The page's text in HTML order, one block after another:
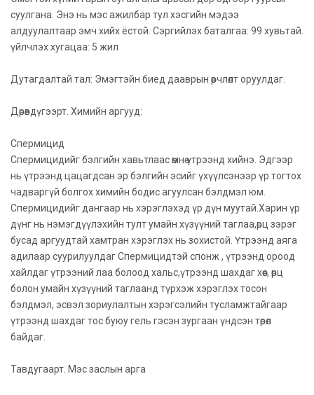
суулгана. Энэ нь мэс ажилбар тул хэсгийн мэдээ
алдуулалтаар эмч хийх ёстой. Сэргийлэх баталгаа: 99 хувьтай.
үйлчлэх хугацаа: 5 жил
Дутагдалтай тал: Эмэгтэйн биед дааврын өөрчлөлт оруулдаг.
Дөрөвдүгээрт. Химийн аргууд:
Спермицид
Спермицидийг бэлгийн хавьтлаас өмнө үтрээнд хийнэ. Эдгээр
нь үтрээнд цацагдсан эр бэлгийн эсийг үхүүлсэнээр үр тогтох
чадваргүй болгох химийн бодис агуулсан бэлдмэл юм.
Спермицидийг дангаар нь хэрэглэхэд үр дүн муутай.Харин үр
дүнг нь нэмэгдүүлэхийн тулт умайн хүзүүний таглаа,өрц зэрэг
бусад аргуудтай хамтран хэрэглэх нь зохистой. Үтрээнд аяга
адилаар суурилуулдаг Спермицидтэй спонж , үтрээнд ороод
хайлдаг үтрээний лаа болоод хальс,үтрээнд шахдаг хөөс, өрц
болон умайн хүзүүний таглаанд түрхэж хэрэглэх тосон
бэлдмэл, эсвэл зориулалтын хэрэгсэлийн тусламжтайгаар
үтрээнд шахдаг тос буюу гель гэсэн зургаан үндсэн төрөл
байдаг.
Тавдугаарт. Мэс заслын арга